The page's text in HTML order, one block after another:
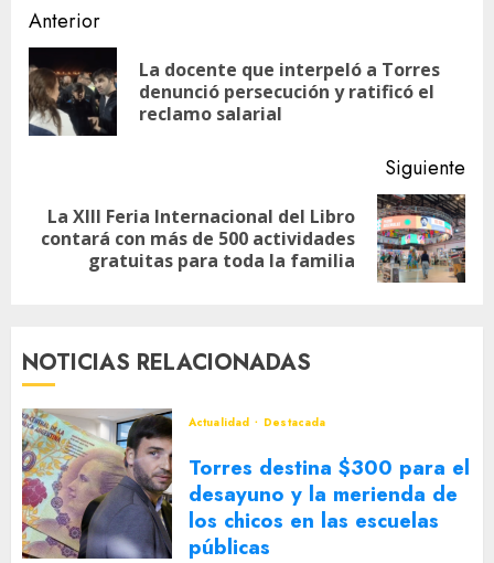
Navegación
de
entradas
Anterior
La docente que interpeló a Torres
denunció persecución y ratificó el
reclamo salarial
Siguiente
Siguiente
entrada:
La XIII Feria Internacional del Libro
contará con más de 500 actividades
gratuitas para toda la familia
NOTICIAS RELACIONADAS
Actualidad Destacada
Torres destina $300 para el
desayuno y la merienda de
los chicos en las escuelas
públicas